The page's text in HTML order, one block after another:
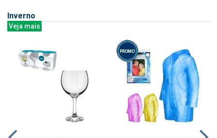
Inverno
Veja mais